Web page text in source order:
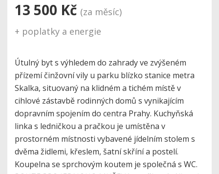
13 500 Kč (za měsíc)
+ poplatky a energie
Útulný byt s výhledem do zahrady ve zvýšeném
přízemí činžovní vily u parku blízko stanice metra
Skalka, situovaný na klidném a tichém místě v
cihlové zástavbě rodinných domů s vynikajícím
dopravním spojením do centra Prahy. Kuchyňská
linka s ledničkou a pračkou je umístěna v
prostorném místnosti vybavené jídelním stolem s
dvěma židlemi, křeslem, šatní skříní a postelí.
Koupelna se sprchovým koutem je společná s WC.